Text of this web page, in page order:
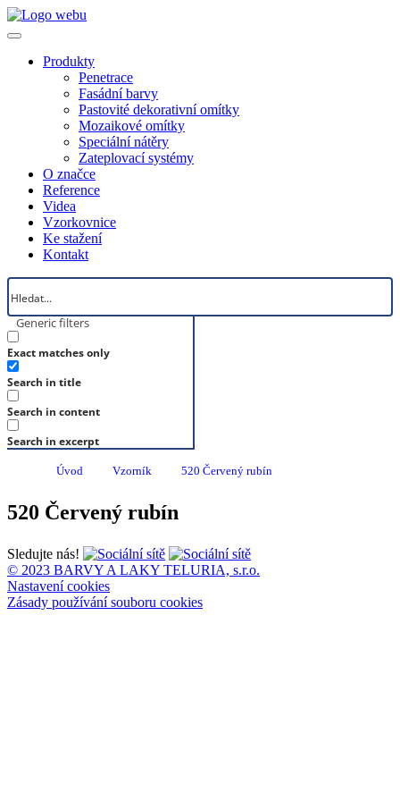
Produkty
Penetrace
Fasádní barvy
Pastovité dekorativní omítky
Mozaikové omítky
Speciální nátěry
Zateplovací systémy
O značce
Reference
Videa
Vzorkovnice
Ke stažení
Kontakt
Generic filters
Exact matches only
Search in title
Search in content
Search in excerpt
Úvod Vzorník 520 Červený rubín
520 Červený rubín
Sledujte nás!
© 2023 BARVY A LAKY TELURIA, s.r.o.
Nastavení cookies
Zásady používání souboru cookies